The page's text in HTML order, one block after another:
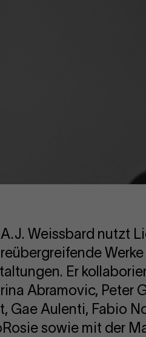
A.J. Weissbard nutzt
Er
Abramovic, Peter
Gae Aulenti, Fabio
sowie mit der